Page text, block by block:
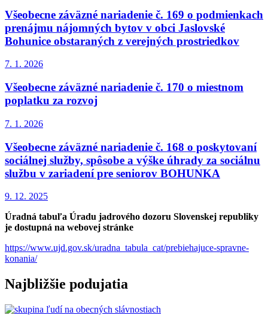
Všeobecne záväzné nariadenie č. 169 o podmienkach
prenájmu nájomných bytov v obci Jaslovské
Bohunice obstaraných z verejných prostriedkov
7. 1. 2026
Všeobecne záväzné nariadenie č. 170 o miestnom
poplatku za rozvoj
7. 1. 2026
Všeobecne záväzné nariadenie č. 168 o poskytovaní
sociálnej služby, spôsobe a výške úhrady za sociálnu
službu v zariadení pre seniorov BOHUNKA
9. 12. 2025
Úradná tabuľa Úradu jadrového dozoru Slovenskej republiky
je dostupná na webovej stránke
https://www.ujd.gov.sk/uradna_tabula_cat/prebiehajuce-spravne-
konania/
Najbližšie podujatia